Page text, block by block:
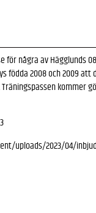
för några av Hägglunds
födda 2008 och 2009
kommer
uploads/2023/04/